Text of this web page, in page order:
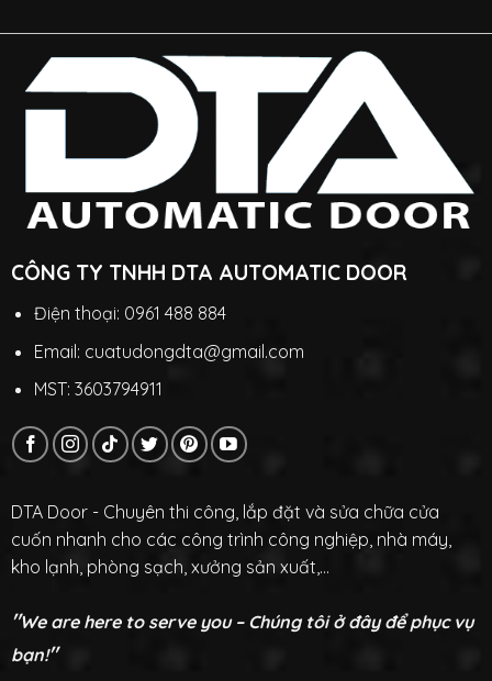
CÔNG TY TNHH DTA AUTOMATIC DOOR
Điện thoại: 0961 488 884
Email: cuatudongdta@gmail.com
MST: 3603794911
DTA Door - Chuyên thi công, lắp đặt và sửa chữa cửa
cuốn nhanh cho các công trình công nghiệp, nhà máy,
kho lạnh, phòng sạch, xưởng sản xuất,...
"We are here to serve you – Chúng tôi ở đây để phục vụ
bạn!"